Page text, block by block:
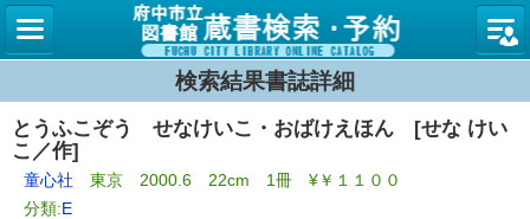
図書館
検索結果書誌詳細
とうふこぞう せなけいこ・おばけえほん [せな けい
こ／作]
童心社 東京 2000.6 22cm 1冊 ¥￥１１００
分類:E